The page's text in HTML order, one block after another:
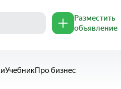
Разместить
объявление
УчебникПро бизнес